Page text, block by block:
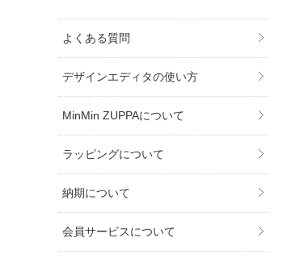
よくある質問
デザインエディタの使い方
MinMin ZUPPAについて
ラッピングについて
納期について
会員サービスについて